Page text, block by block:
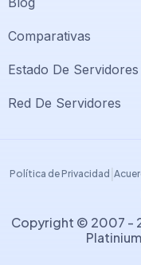
Comparativas
Estado De Servidores
Red De Servidores
Política de Privacidad
Copyright © 2007 -